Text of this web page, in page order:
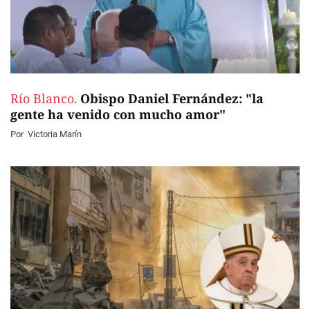
Río Blanco. Obispo Daniel Fernández: "la
gente ha venido con mucho amor"
Por Victoria Marín